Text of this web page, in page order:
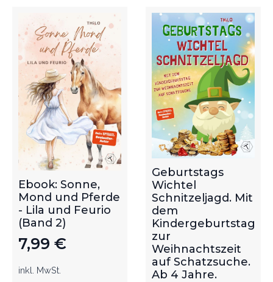
Ebook: Sonne,
Mond und Pferde
- Lila und Feurio
(Band 2)
7,99 €
inkl. MwSt.
Geburtstags
Wichtel
Schnitzeljagd. Mit
dem
Kindergeburtstag
zur
Weihnachtszeit
auf Schatzsuche.
Ab 4 Jahre.